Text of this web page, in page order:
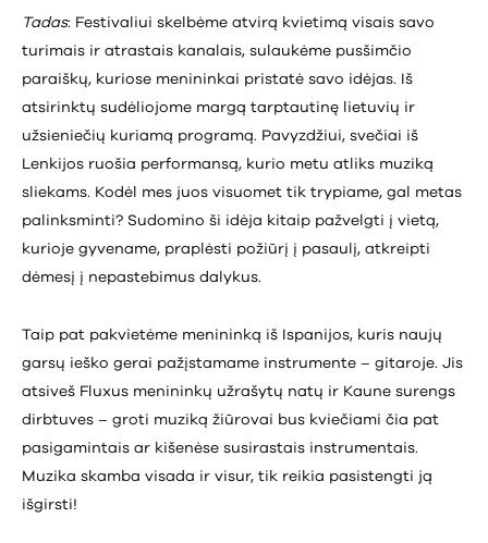
Tadas: Festivaliui skelbėme atvirą kvietimą visais savo
turimais ir atrastais kanalais, sulaukėme pusšimčio
paraiškų, kuriose menininkai pristatė savo idėjas. Iš
atsirinktų sudėliojome margą tarptautinę lietuvių ir
užsieniečių kuriamą programą. Pavyzdžiui, svečiai iš
Lenkijos ruošia performansą, kurio metu atliks muziką
sliekams. Kodėl mes juos visuomet tik trypiame, gal metas
palinksminti? Sudomino ši idėja kitaip pažvelgti į vietą,
kurioje gyvename, praplėsti požiūrį į pasaulį, atkreipti
dėmesį į nepastebimus dalykus.
Taip pat pakvietėme menininką iš Ispanijos, kuris naujų
garsų ieško gerai pažįstamame instrumente – gitaroje. Jis
atsiveš Fluxus menininkų užrašytų natų ir Kaune surengs
dirbtuves – groti muziką žiūrovai bus kviečiami čia pat
pasigamintais ar kišenėse susirastais instrumentais.
Muzika skamba visada ir visur, tik reikia pasistengti ją
išgirsti!